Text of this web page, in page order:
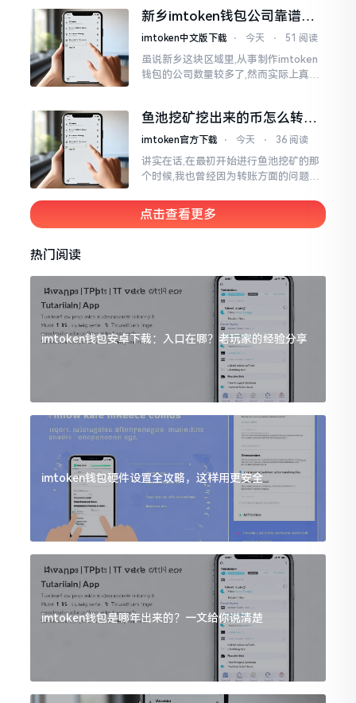
时隔多年
新乡imtoken钱包公司靠谱
吗？普通人怎么避坑
imtoken中文版下载 ⋅ 今天 ⋅ 51 阅读
虽说新乡这块区域里,从事制作imtoken
钱包的公司数量较多了,然而实际上真正
予协助进行操作的
鱼池挖矿挖出来的币怎么转到
imtoken钱包？
imtoken官方下载 ⋅ 今天 ⋅ 36 阅读
讲实在话,在最初开始进行鱼池挖矿的那
个时候,我也曾经因为转账方面的问题而
了鱼池账户之中,看起来的确让人感觉颇
为畅快
点击查看更多
热门阅读
imtoken钱包安卓下载：入口在哪？老玩家的经验分享
imtoken钱包硬件设置全攻略，这样用更安全
imtoken钱包是哪年出来的？一文给你说清楚